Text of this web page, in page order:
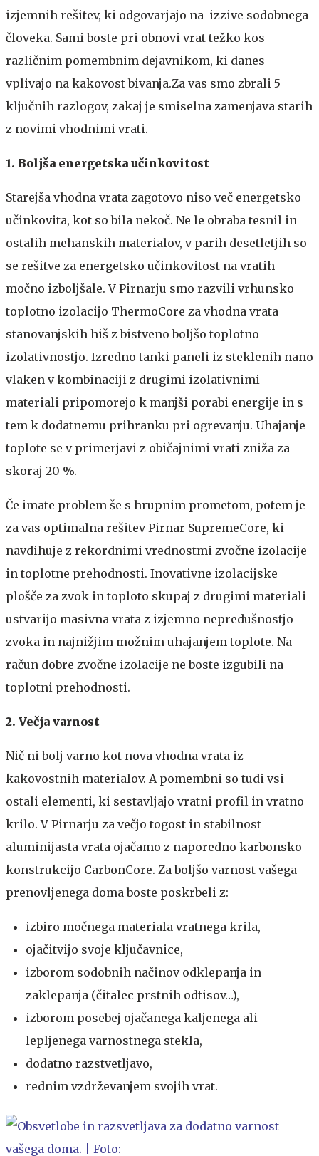
izjemnih rešitev, ki odgovarjajo na izzive sodobnega
človeka. Sami boste pri obnovi vrat težko kos
različnim pomembnim dejavnikom, ki danes
vplivajo na kakovost bivanja.Za vas smo zbrali 5
ključnih razlogov, zakaj je smiselna zamenjava starih
z novimi vhodnimi vrati.
1. Boljša energetska učinkovitost
Starejša vhodna vrata zagotovo niso več energetsko
učinkovita, kot so bila nekoč. Ne le obraba tesnil in
ostalih mehanskih materialov, v parih desetletjih so
se rešitve za energetsko učinkovitost na vratih
močno izboljšale. V Pirnarju smo razvili vrhunsko
toplotno izolacijo ThermoCore za vhodna vrata
stanovanjskih hiš z bistveno boljšo toplotno
izolativnostjo. Izredno tanki paneli iz steklenih nano
vlaken v kombinaciji z drugimi izolativnimi
materiali pripomorejo k manjši porabi energije in s
tem k dodatnemu prihranku pri ogrevanju. Uhajanje
toplote se v primerjavi z običajnimi vrati zniža za
skoraj 20 %.
Če imate problem še s hrupnim prometom, potem je
za vas optimalna rešitev Pirnar SupremeCore, ki
navdihuje z rekordnimi vrednostmi zvočne izolacije
in toplotne prehodnosti. Inovativne izolacijske
plošče za zvok in toploto skupaj z drugimi materiali
ustvarijo masivna vrata z izjemno nepredušnostjo
zvoka in najnižjim možnim uhajanjem toplote. Na
račun dobre zvočne izolacije ne boste izgubili na
toplotni prehodnosti.
2. Večja varnost
Nič ni bolj varno kot nova vhodna vrata iz
kakovostnih materialov. A pomembni so tudi vsi
ostali elementi, ki sestavljajo vratni profil in vratno
krilo. V Pirnarju za večjo togost in stabilnost
aluminijasta vrata ojačamo z naporedno karbonsko
konstrukcijo CarbonCore. Za boljšo varnost vašega
prenovljenega doma boste poskrbeli z:
izbiro močnega materiala vratnega krila,
ojačitvijo svoje ključavnice,
izborom sodobnih načinov odklepanja in
zaklepanja (čitalec prstnih odtisov…),
izborom posebej ojačanega kaljenega ali
lepljenega varnostnega stekla,
dodatno razstvetljavo,
rednim vzdrževanjem svojih vrat.